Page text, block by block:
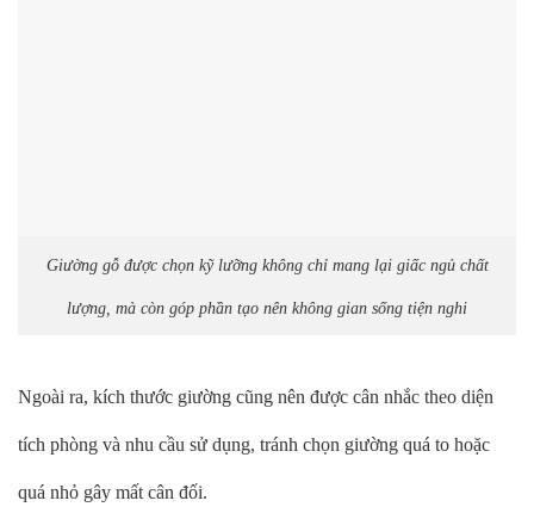
Giường gỗ được chọn kỹ lưỡng không chỉ mang lại giấc ngủ chất
lượng, mà còn góp phần tạo nên không gian sống tiện nghi
Ngoài ra, kích thước giường cũng nên được cân nhắc theo diện
tích phòng và nhu cầu sử dụng, tránh chọn giường quá to hoặc
quá nhỏ gây mất cân đối.